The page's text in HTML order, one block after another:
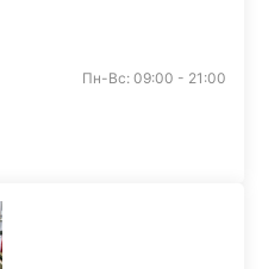
Пн-Вс: 09:00 - 21:00